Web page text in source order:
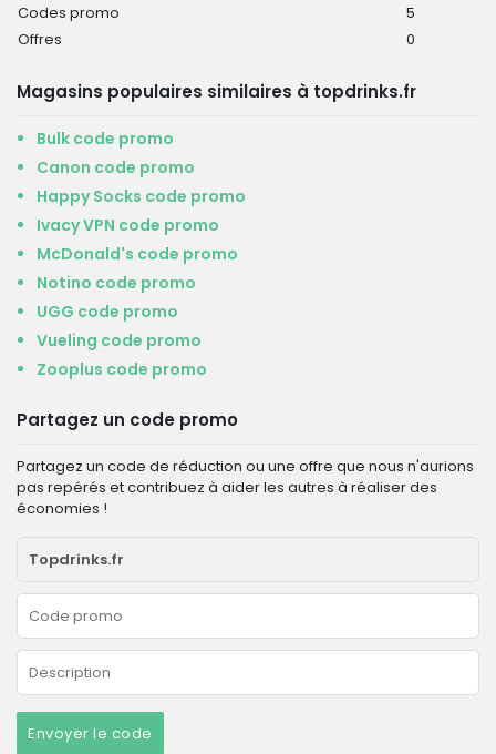
Codes promo
5
Offres
0
Magasins populaires similaires à topdrinks.fr
Bulk code promo
Canon code promo
Happy Socks code promo
Ivacy VPN code promo
McDonald's code promo
Notino code promo
UGG code promo
Vueling code promo
Zooplus code promo
Partagez un code promo
Partagez un code de réduction ou une offre que nous n'aurions
pas repérés et contribuez à aider les autres à réaliser des
économies !
Envoyer le code